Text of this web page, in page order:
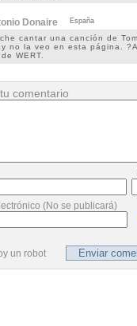
Donaire España
cantar una canción de
y no la veo en esta página.
WERT.
comentario
(No se publicará)
un robot